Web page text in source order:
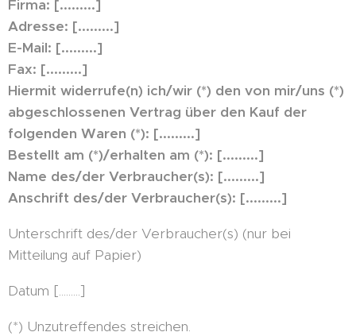
Firma: [.........]
Adresse: [.........]
E-Mail: [.........]
Fax: [.........]
Hiermit widerrufe(n) ich/wir (*) den von mir/uns (*)
abgeschlossenen Vertrag über den Kauf der
folgenden Waren (*): [.........]
Bestellt am (*)/erhalten am (*): [.........]
Name des/der Verbraucher(s): [.........]
Anschrift des/der Verbraucher(s): [.........]
Unterschrift des/der Verbraucher(s) (nur bei
Mitteilung auf Papier)
Datum [.........]
(*) Unzutreffendes streichen.